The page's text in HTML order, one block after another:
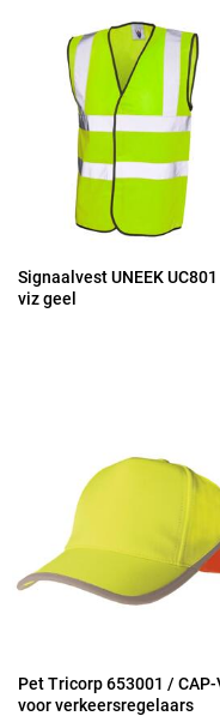
Signaalvest UNEEK
viz geel
Pet Tricorp 653001 / CAP-
voor verkeersregelaars